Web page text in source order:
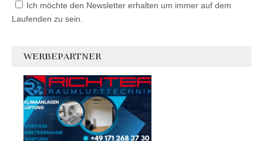
Ich möchte den Newsletter erhalten um immer auf dem
Laufenden zu sein.
WERBEPARTNER